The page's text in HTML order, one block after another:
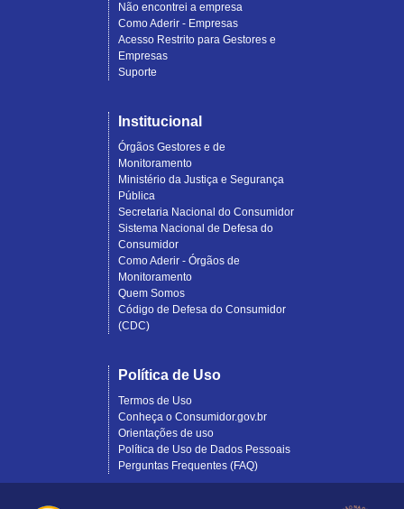
Não encontrei a empresa
Como Aderir - Empresas
Acesso Restrito para Gestores e
Empresas
Suporte
Institucional
Órgãos Gestores e de
Monitoramento
Ministério da Justiça e Segurança
Pública
Secretaria Nacional do Consumidor
Sistema Nacional de Defesa do
Consumidor
Como Aderir - Órgãos de
Monitoramento
Quem Somos
Código de Defesa do Consumidor
(CDC)
Política de Uso
Termos de Uso
Conheça o Consumidor.gov.br
Orientações de uso
Política de Uso de Dados Pessoais
Perguntas Frequentes (FAQ)